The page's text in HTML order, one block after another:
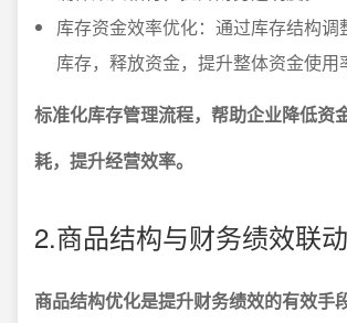
库存资金效率优化：通过库存结构调
库存，释放资金，提升整体资金使用
标准化库存管理流程，帮助企业降低资
耗，提升经营效率。
2.商品结构与财务绩效联
商品结构优化是提升财务绩效的有效手段